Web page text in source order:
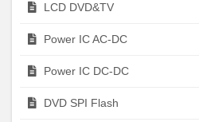
LCD DVD&TV
Power IC AC-DC
Power IC DC-DC
DVD SPI Flash